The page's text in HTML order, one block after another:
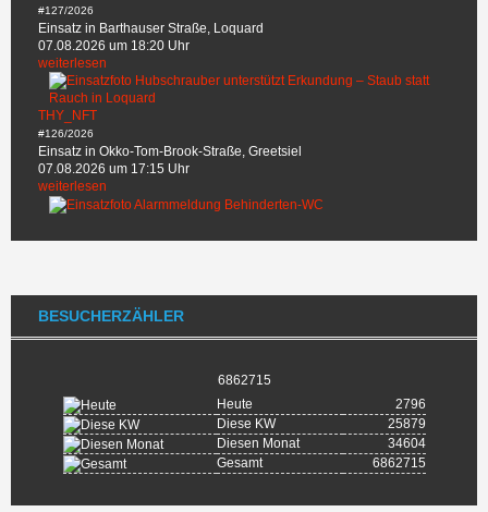
#127/2026
Einsatz in Barthauser Straße, Loquard
07.08.2026 um 18:20 Uhr
weiterlesen
THY_NFT
#126/2026
Einsatz in Okko-Tom-Brook-Straße, Greetsiel
07.08.2026 um 17:15 Uhr
weiterlesen
BESUCHERZÄHLER
6862715
Heute
2796
Diese KW
25879
Diesen Monat
34604
Gesamt
6862715